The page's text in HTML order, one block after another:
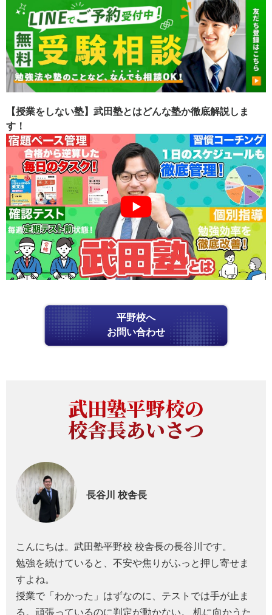
【授業をしない塾】武田塾とはどんな塾か徹底解説しま
す！
平野校へ
お問い合わせ
武田塾平野校の
校舎長あいさつ
長谷川 校舎長
こんにちは。武田塾平野校 校舎長の長谷川です。
勉強を続けていると、不安や焦りがふっと押し寄せま
すよね。
授業で「わかった」はずなのに、テストでは手が止ま
る。頑張っているのに判定が動かない。 机に向かうた